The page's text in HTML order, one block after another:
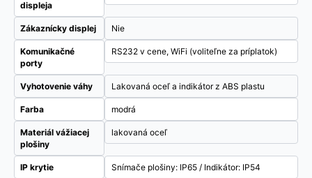
displeja
Zákaznícky displej Nie
Komunikačné
porty
RS232 v cene, WiFi (voliteľne za príplatok)
Vyhotovenie váhy Lakovaná oceľ a indikátor z ABS plastu
Farba modrá
Materiál vážiacej
plošiny
lakovaná oceľ
IP krytie Snímače plošiny: IP65 / Indikátor: IP54